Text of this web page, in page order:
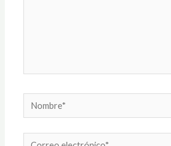
Nombre*
Correo